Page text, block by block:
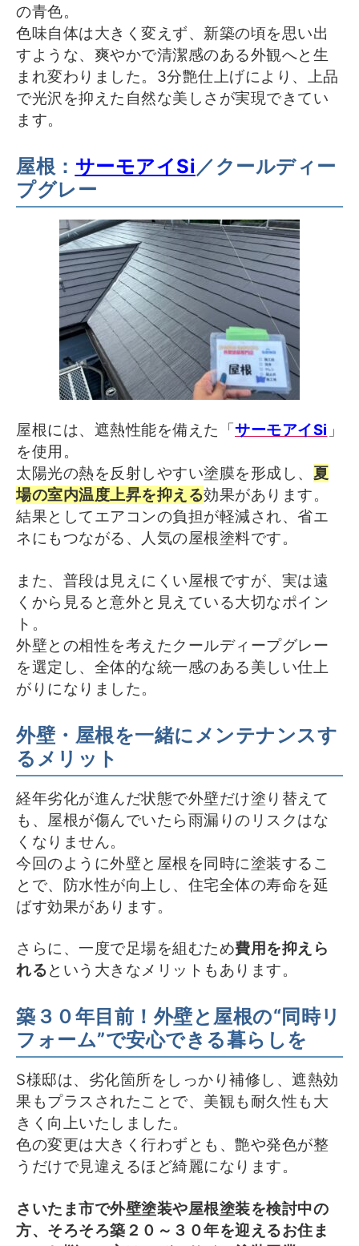
の青色。
色味自体は大きく変えず、新築の頃を思い出
すような、爽やかで清潔感のある外観へと生
まれ変わりました。3分艶仕上げにより、上品
で光沢を抑えた自然な美しさが実現できてい
ます。
屋根： サーモアイSi／クールディー
プグレー
屋根には、遮熱性能を備えた「サーモアイSi 」
を使用。
太陽光の熱を反射しやすい塗膜を形成し、 夏
場の室内温度上昇を抑える効果があります。
結果としてエアコンの負担が軽減され、省エ
ネにもつながる、人気の屋根塗料です。
また、普段は見えにくい屋根ですが、実は遠
くから見ると意外と見えている大切なポイン
ト。
外壁との相性を考えたクールディープグレー
を選定し、全体的な統一感のある美しい仕上
がりになりました。
外壁・屋根を一緒にメンテナンスす
るメリット
経年劣化が進んだ状態で外壁だけ塗り替えて
も、屋根が傷んでいたら雨漏りのリスクはな
くなりません。
今回のように外壁と屋根を同時に塗装するこ
とで、防水性が向上し、住宅全体の寿命を延
ばす効果があります。
さらに、一度で足場を組むため費用を抑えら
れるという大きなメリットもあります。
築３０年目前！外壁と屋根の“同時リ
フォーム”で安心できる暮らしを
S様邸は、劣化箇所をしっかり補修し、遮熱効
果もプラスされたことで、美観も耐久性も大
きく向上いたしました。
色の変更は大きく行わずとも、艶や発色が整
うだけで見違えるほど綺麗になります。
さいたま市で外壁塗装や屋根塗装を検討中の
方、そろそろ築２０～３０年を迎えるお住ま